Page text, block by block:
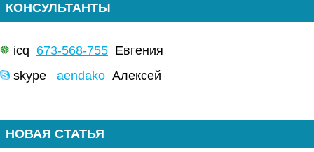
КОНСУЛЬТАНТЫ
icq 673-568-755 Евгения
skype aendako Алексей
НОВАЯ СТАТЬЯ